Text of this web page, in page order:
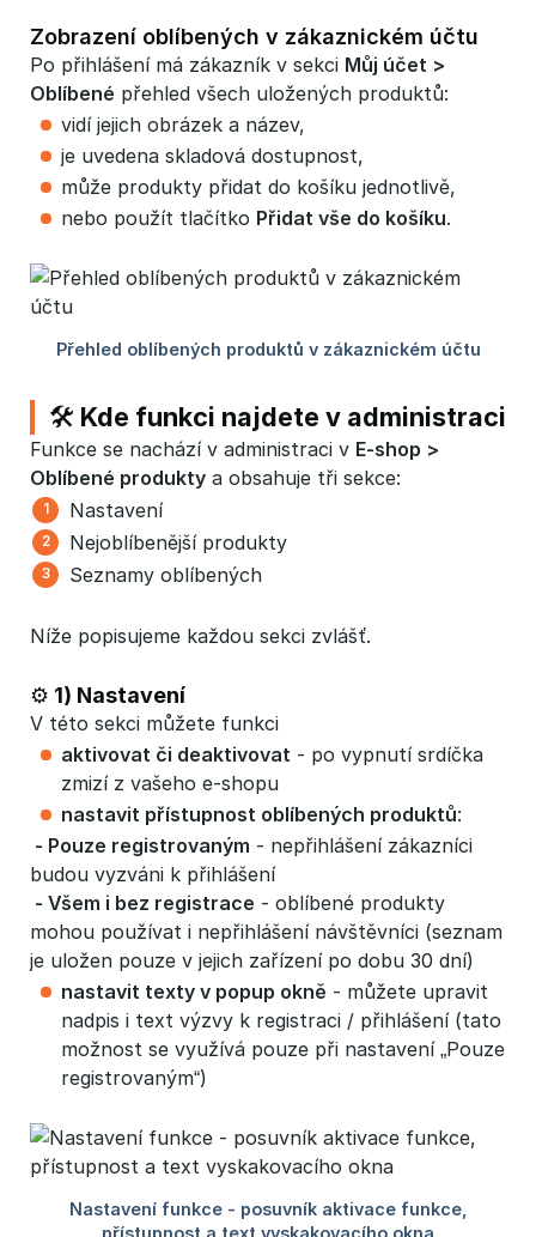
Zobrazení oblíbených v zákaznickém účtu
Po přihlášení má zákazník v sekci Můj účet >
Oblíbené přehled všech uložených produktů:
vidí jejich obrázek a název,
je uvedena skladová dostupnost,
může produkty přidat do košíku jednotlivě,
nebo použít tlačítko Přidat vše do košíku.
🛠 Kde funkci najdete v administraci
Funkce se nachází v administraci v E-shop >
Oblíbené produkty a obsahuje tři sekce:
Nastavení
Nejoblíbenější produkty
Seznamy oblíbených
Níže popisujeme každou sekci zvlášť.
⚙️ 1) Nastavení
V této sekci můžete funkci
aktivovat či deaktivovat - po vypnutí srdíčka
zmizí z vašeho e-shopu
nastavit přístupnost oblíbených produktů:
- Pouze registrovaným - nepřihlášení zákazníci
budou vyzváni k přihlášení
- Všem i bez registrace - oblíbené produkty
mohou používat i nepřihlášení návštěvníci (seznam
je uložen pouze v jejich zařízení po dobu 30 dní)
nastavit texty v popup okně - můžete upravit
nadpis i text výzvy k registraci / přihlášení (tato
možnost se využívá pouze při nastavení „Pouze
registrovaným“)